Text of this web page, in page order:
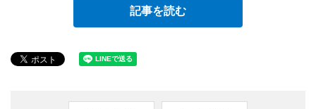
記事を読む